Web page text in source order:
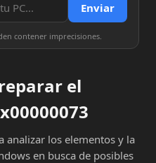
Enviar
contener imprecisiones.
el
analizar los elementos y la
en busca de posibles